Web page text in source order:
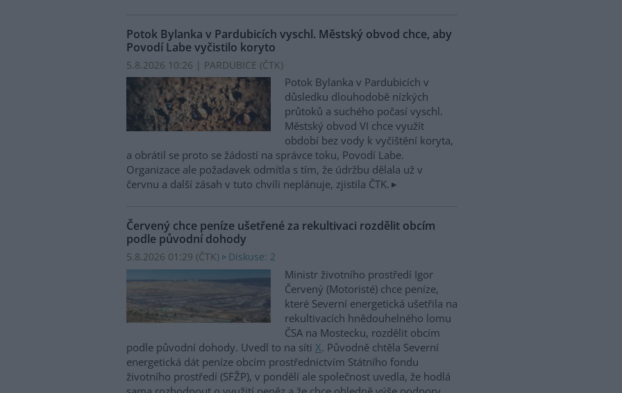
Potok Bylanka v Pardubicích vyschl. Městský obvod chce, aby
Povodí Labe vyčistilo koryto
5.8.2026 10:26 | PARDUBICE (ČTK)
Potok Bylanka v Pardubicích v
důsledku dlouhodobě nízkých
průtoků a suchého počasí vyschl.
Městský obvod VI chce využít
období bez vody k vyčištění koryta,
a obrátil se proto se žádostí na správce toku, Povodí Labe.
Organizace ale požadavek odmítla s tím, že údržbu dělala už v
červnu a další zásah v tuto chvíli neplánuje, zjistila ČTK.
Červený chce peníze ušetřené za rekultivaci rozdělit obcím
podle původní dohody
5.8.2026 01:29 (ČTK) Diskuse: 2
Ministr životního prostředí Igor
Červený (Motoristé) chce peníze,
které Severní energetická ušetřila na
rekultivacích hnědouhelného lomu
ČSA na Mostecku, rozdělit obcím
podle původní dohody. Uvedl to na síti X. Původně chtěla Severní
energetická dát peníze obcím prostřednictvím Státního fondu
životního prostředí (SFŽP), v pondělí ale společnost uvedla, že hodlá